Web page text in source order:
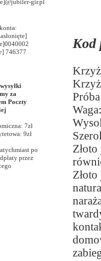
@jubiler-gir.pl
0040002
746377
za
Poczty
7zł
9zł
po
przez
Kod